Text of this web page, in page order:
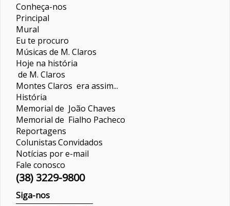
Conheça-nos
Principal
Mural
Eu te procuro
Músicas de M. Claros
Hoje na história
de M. Claros
Montes Claros era assim...
História
Memorial de João Chaves
Memorial de Fialho Pacheco
Reportagens
ColunistasConvidados
Notícias por e-mail
Fale conosco
(38) 3229-9800
Siga-nos